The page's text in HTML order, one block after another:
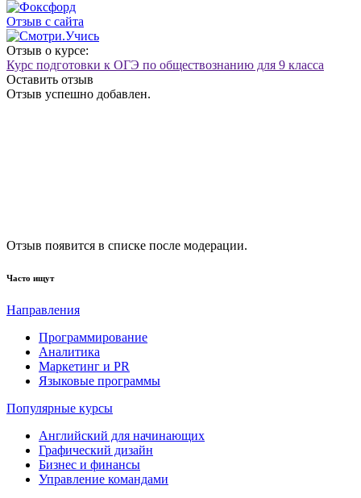
Отзыв с сайта
Отзыв о курсе:
Курс подготовки к ОГЭ по обществознанию для 9 класса
Оставить отзыв
Отзыв успешно добавлен.
Отзыв появится в списке после модерации.
Часто ищут
Направления
Программирование
Аналитика
Маркетинг и PR
Языковые программы
Популярные курсы
Английский для начинающих
Графический дизайн
Бизнес и финансы
Управление командами